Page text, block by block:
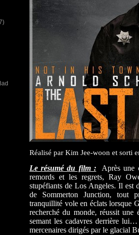
Réalisé par Kim Jee-woon et sorti
Le résumé du film :Après une
remords et les regrets, Ray
stupéfiants de Los Angeles. Il est
de Sommerton Junction, tout
tranquillité vole en éclats lorsque
recherché du monde, réussit
semant les cadavres derrière
mercenaires dirigés par le glacial